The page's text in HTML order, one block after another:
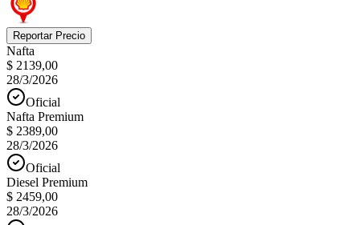
Reportar Precio
Nafta
$ 2139,00
28/3/2026
Oficial
Nafta Premium
$ 2389,00
28/3/2026
Oficial
Diesel Premium
$ 2459,00
28/3/2026